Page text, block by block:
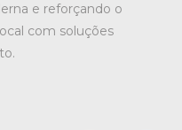
e reforçando o
com soluções